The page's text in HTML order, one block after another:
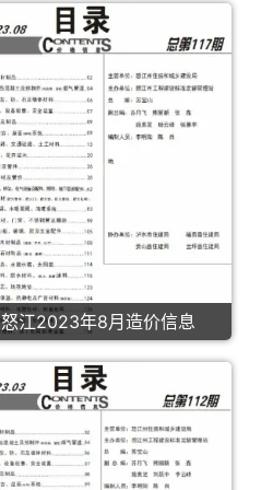
怒江2023年8月造价信息